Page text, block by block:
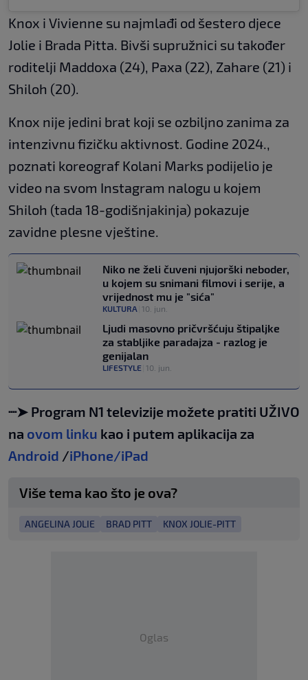
Knox i Vivienne su najmlađi od šestero djece
Jolie i Brada Pitta. Bivši supružnici su također
roditelji Maddoxa (24), Paxa (22), Zahare (21) i
Shiloh (20).
Knox nije jedini brat koji se ozbiljno zanima za
intenzivnu fizičku aktivnost. Godine 2024.,
poznati koreograf Kolani Marks podijelio je
video na svom Instagram nalogu u kojem
Shiloh (tada 18-godišnjakinja) pokazuje
zavidne plesne vještine.
Niko ne želi čuveni njujorški neboder,
u kojem su snimani filmovi i serije, a
vrijednost mu je "sića"
KULTURA 10. jun.
Ljudi masovno pričvršćuju štipaljke
za stabljike paradajza - razlog je
genijalan
LIFESTYLE 10. jun.
┈➤ Program N1 televizije možete pratiti UŽIVO
na ovom linku kao i putem aplikacija za
Android /iPhone/iPad
Više tema kao što je ova?
ANGELINA JOLIE BRAD PITT KNOX JOLIE-PITT
Oglas